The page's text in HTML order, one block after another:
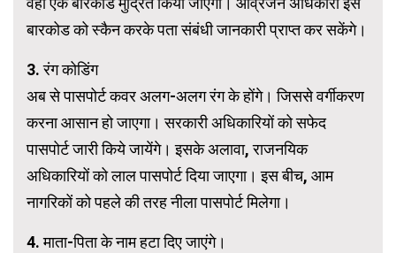
बारकोड को स्कैन करके पता संबंधी जानकारी प्राप्त कर सकेंगे।
3. रंग कोडिंग
अब से पासपोर्ट कवर अलग-अलग रंग के होंगे। जिससे वर्गीकरण
करना आसान हो जाएगा। सरकारी अधिकारियों को सफेद
पासपोर्ट जारी किये जायेंगे। इसके अलावा, राजनयिक
अधिकारियों को लाल पासपोर्ट दिया जाएगा। इस बीच, आम
नागरिकों को पहले की तरह नीला पासपोर्ट मिलेगा।
4. माता-पिता के नाम हटा दिए जाएंगे।